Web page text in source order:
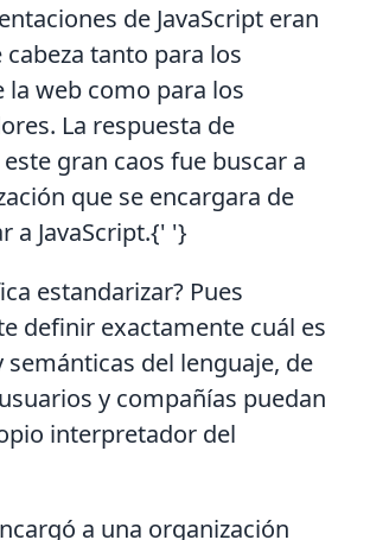
de JavaScript eran
tanto para los
la web como para los
La respuesta de
gran caos fue buscar a
que se encargara de
a JavaScript.{' '}
estandarizar? Pues
definir exactamente cuál es
semánticas del lenguaje, de
y compañías puedan
interpretador del
a una organización